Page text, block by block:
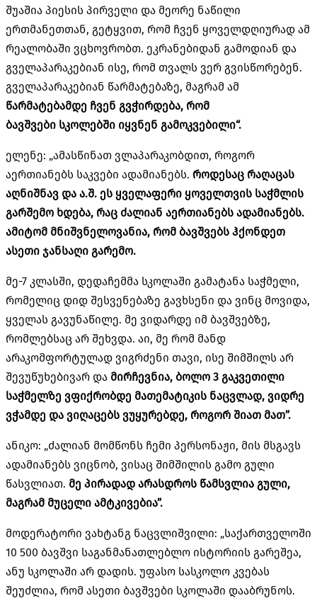
შუაშია პიესის პირველი და მეორე ნაწილი
ერთმანეთთან, გეტყვით, რომ ჩვენ ყოველდღიურად ამ
რეალობაში ვცხოვრობთ. ეკრანებიდან გამოდიან და
გველაპარაკებიან ისე, რომ თვალს ვერ გვისწორებენ.
გველაპარაკებიან წარმატებაზე, მაგრამ ამ
წარმატებამდე ჩვენ გვჭირდება, რომ
ბავშვები სკოლებში იყვნენ გამოკვებილი“.
ელენე: „ამასწინათ ვლაპარაკობდით, როგორ
აერთიანებს საკვები ადამიანებს. როდესაც რაღაცას
აღნიშნავ და ა.შ. ეს ყველაფერი ყოველთვის საჭმლის
გარშემო ხდება, რაც ძალიან აერთიანებს ადამიანებს.
ამიტომ მნიშვნელოვანია, რომ ბავშვებს ჰქონდეთ
ასეთი ჯანსაღი გარემო.
მე-7 კლასში, დედაჩემმა სკოლაში გამატანა საჭმელი,
რომელიც დიდ შესვენებაზე გავხსენი და ვინც მოვიდა,
ყველას გავუნაწილე. მე ვიდარდე იმ ბავშვებზე,
რომლებსაც არ შეხვდა. აი, მე რომ მანდ
არაკომფორტულად ვიგრძენი თავი, ისე შიმშილს არ
შევუწუხებივარ და მირჩევნია, ბოლო 3 გაკვეთილი
საჭმელზე ვფიქრობდე მათემატიკის ნაცვლად, ვიდრე
ვჭამდე და ვიღაცებს ვუყურებდე, როგორ შიათ მათ”.
ანიკო: „ძალიან მომწონს ჩემი პერსონაჟი, მის მსგავს
ადამიანებს ვიცნობ, ვისაც შიმშილის გამო გული
წასვლიათ. მე პირადად არასდროს წამსვლია გული,
მაგრამ მუცელი ამტკივებია”.
მოდერატორი ვახტანგ ნაცვლიშვილი: „საქართველოში
10 500 ბავშვი საგანმანათლებლო ისტორიის გარეშეა,
ანუ სკოლაში არ დადის. უფასო სასკოლო კვებას
შეუძლია, რომ ასეთი ბავშვები სკოლაში დააბრუნოს.